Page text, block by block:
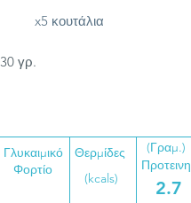
x5 κουτάλια
30 γρ.
Γλυκαιμικό
Φορτίο
Θερμίδες
(kcals)
Προτεινη
2.7
(Γραμ.)